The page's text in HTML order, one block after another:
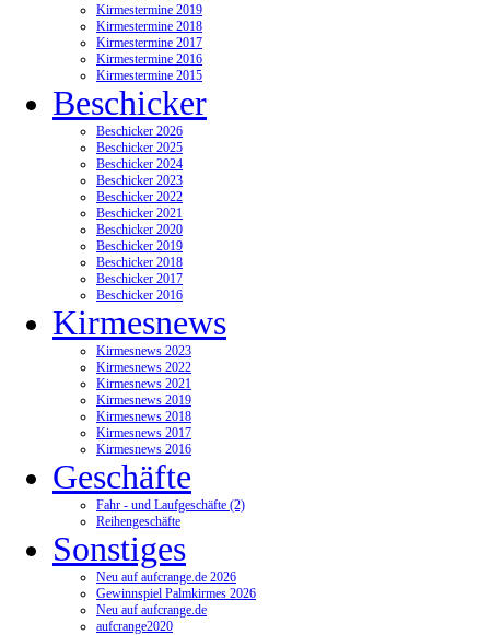
Kirmestermine 2019
Kirmestermine 2018
Kirmestermine 2017
Kirmestermine 2016
Kirmestermine 2015
Beschicker
Beschicker 2026
Beschicker 2025
Beschicker 2024
Beschicker 2023
Beschicker 2022
Beschicker 2021
Beschicker 2020
Beschicker 2019
Beschicker 2018
Beschicker 2017
Beschicker 2016
Kirmesnews
Kirmesnews 2023
Kirmesnews 2022
Kirmesnews 2021
Kirmesnews 2019
Kirmesnews 2018
Kirmesnews 2017
Kirmesnews 2016
Geschäfte
Fahr - und Laufgeschäfte (2)
Reihengeschäfte
Sonstiges
Neu auf aufcrange.de 2026
Gewinnspiel Palmkirmes 2026
Neu auf aufcrange.de
aufcrange2020